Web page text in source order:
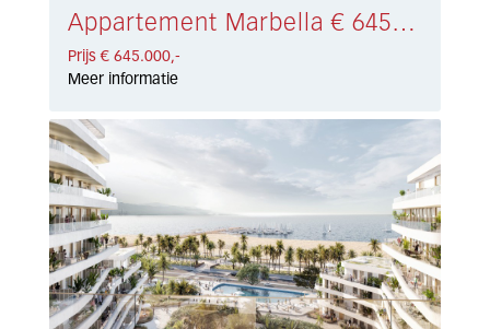
Appartement Marbella € 645.000,-
Prijs € 645.000,-
Meer informatie